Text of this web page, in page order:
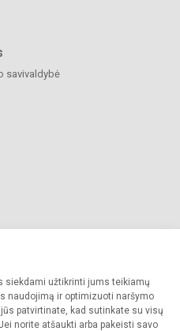
siekdami užtikrinti jums teikiamų
naudojimą ir optimizuoti naršymo
jūs patvirtinate, kad sutinkate su visų
norite atšaukti arba pakeisti savo
savivaldybė
Visos teisės saugomos.
sutikimo griežtai draudžiama.
politika Privatumo politika